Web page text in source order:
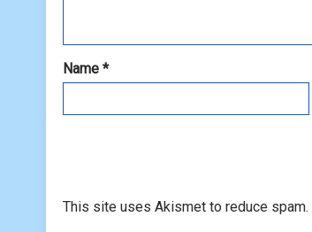
Name*
This site uses Akismet to reduce spam.